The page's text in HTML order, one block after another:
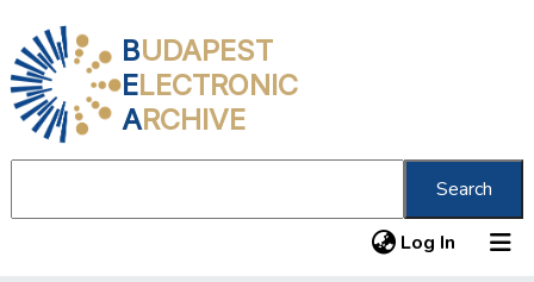
BUDAPEST
ELECTRONIC
ARCHIVE
Search
Log In (current)